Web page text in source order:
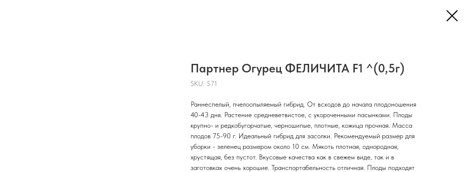
Партнер Огурец ФЕЛИЧИТА F1 ^(0,5г)
SKU: 571
Раннеспелый, пчелоопыляемый гибрид. От всходов до начала плодоношения
40-43 дня. Растение средневетвистое, с укороченными пасынками. Плоды
крупно- и редкобугорчатые, черношипые, плотные, кожица прочная. Масса
плодов 75-90 г. Идеальный гибрид для засолки. Рекомендуемый размер для
уборки - зеленец размером около 10 см. Мякоть плотная, однородная,
хрустящая, без пустот. Вкусовые качества как в свежем виде, так и в
заготовках очень хорошие. Транспортабельность отличная. Плоды подходят